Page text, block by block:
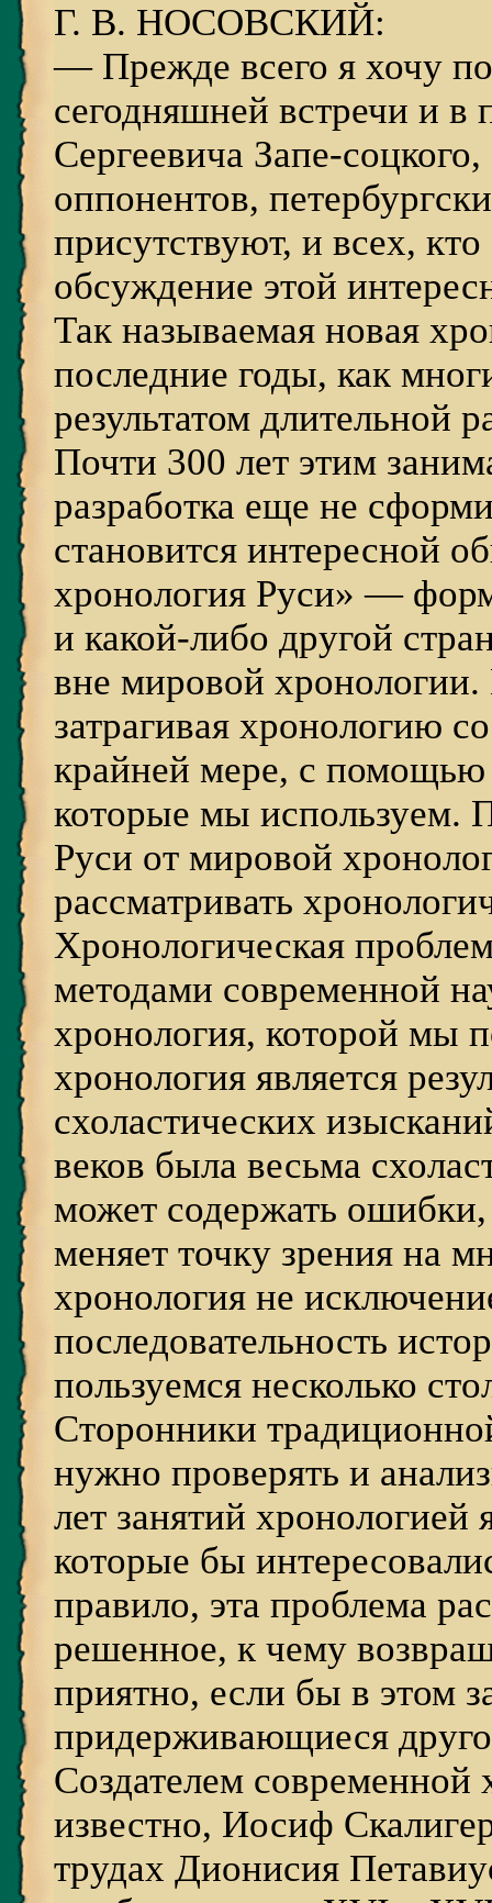
Г. В. НОСОВСКИЙ:
— Прежде всего я хочу
сегодняшней встречи и в
Сергеевича Запе-
оппонентов,
присутствуют, и всех,
обсуждение этой
Так называемая новая
последние годы, как
результатом длительной
Почти 300 лет этим
разработка еще не
становится интересной
хронология Руси» —
и какой-либо другой
вне мировой
затрагивая хронологию
крайней мере, с помощью
которые мы используем.
Руси от мировой
рассматривать
Хронологическая
методами современной
хронология, которой мы
хронология является
схоластических
веков была весьма
может содержать
меняет точку зрения на
хронология не
последовательность
пользуемся несколько
Сторонники
нужно проверять и
лет занятий хронологией
которые бы
правило, эта проблема
решенное, к чему
приятно, если бы в этом
придерживающиеся
Создателем современной
известно, Иосиф
трудах Дионисия